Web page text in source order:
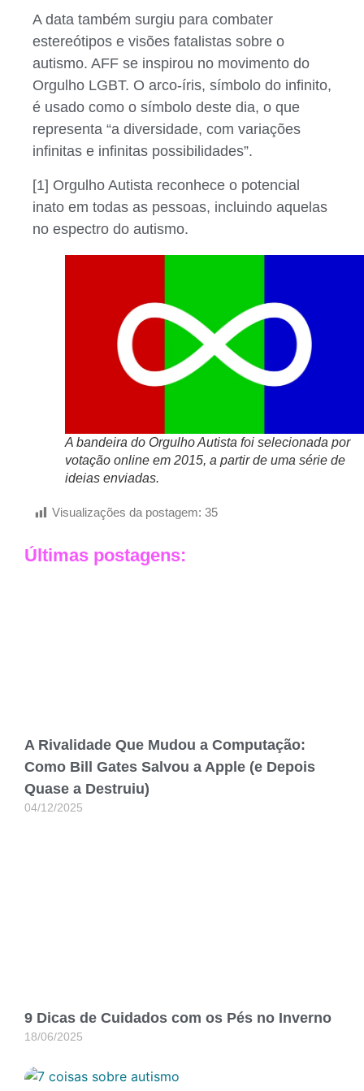
A data também surgiu para combater
estereótipos e visões fatalistas sobre o
autismo. AFF se inspirou no movimento do
Orgulho LGBT. O arco-íris, símbolo do infinito,
é usado como o símbolo deste dia, o que
representa “a diversidade, com variações
infinitas e infinitas possibilidades”.
[1] Orgulho Autista reconhece o potencial
inato em todas as pessoas, incluindo aquelas
no espectro do autismo.
A bandeira do Orgulho Autista foi selecionada por
votação online em 2015, a partir de uma série de
ideias enviadas.
Visualizações da postagem: 35
Últimas postagens:
A Rivalidade Que Mudou a Computação:
Como Bill Gates Salvou a Apple (e Depois
Quase a Destruiu)
04/12/2025
9 Dicas de Cuidados com os Pés no Inverno
18/06/2025